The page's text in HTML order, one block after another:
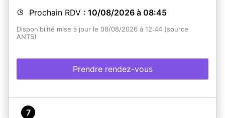
Prochain RDV : 10/08/2026 à 08:45
Disponibilité mise à jour le 08/08/2026 à 12:44 (source
ANTS)
Prendre rendez-vous
7